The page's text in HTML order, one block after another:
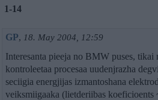
1-14
GP, 18. May 2004, 12:59
Interesanta pieeja no BMW puses, tikai
kontroleetaa procesaa uudenjrazha
seciigia energjijas izmantoshana
veiksmiigaaka (lietderiibas